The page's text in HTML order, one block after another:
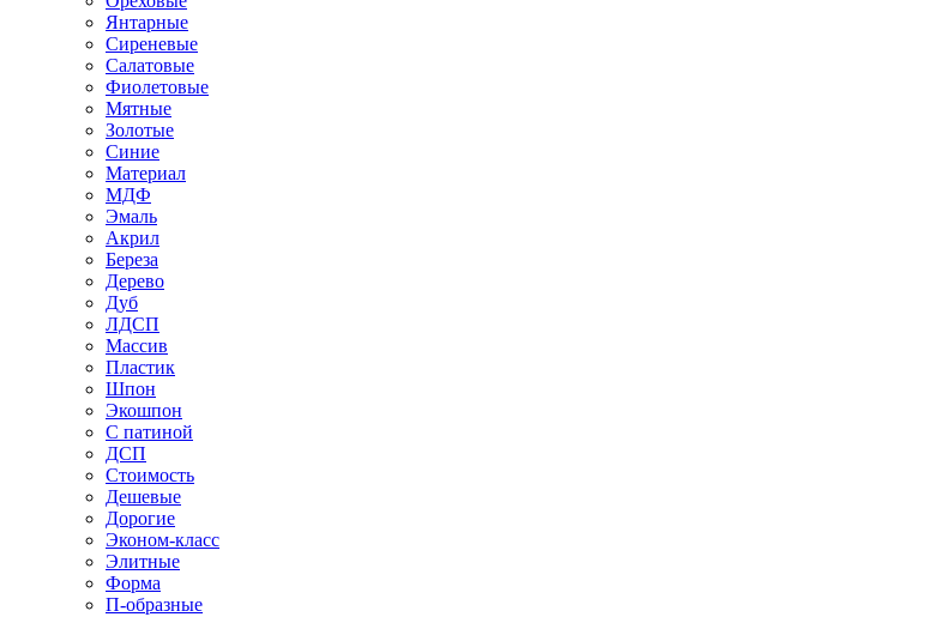
Янтарные
Сиреневые
Салатовые
Фиолетовые
Мятные
Золотые
Синие
Материал
МДФ
Эмаль
Акрил
Береза
Дерево
Дуб
ЛДСП
Массив
Пластик
Шпон
Экошпон
С патиной
ДСП
Стоимость
Дешевые
Дорогие
Эконом-класс
Элитные
Форма
П-образные